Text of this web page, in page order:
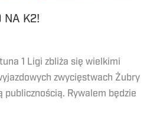
NA K2!
1 Ligi zbliża się wielkimi
zwycięstwach Żubry
publicznością. Rywalem będzie